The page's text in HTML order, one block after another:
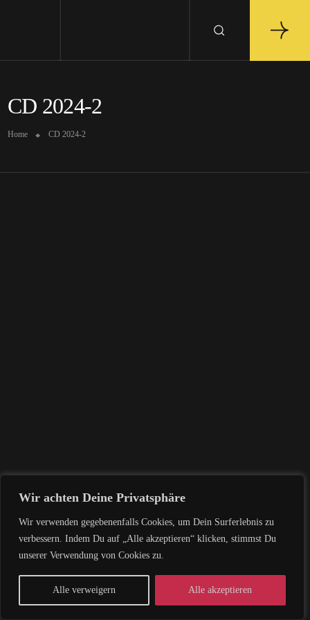
Wir achten Deine Privatsphäre
Wir verwenden gegebenenfalls Cookies, um Dein Surferlebnis zu
verbessern. Indem Du auf „Alle akzeptieren“ klicken, stimmst Du
unserer Verwendung von Cookies zu.
Alle verweigern Alle akzeptieren
CD 2024-2
Home CD 2024-2
Contemporary Dance oderSeite 3